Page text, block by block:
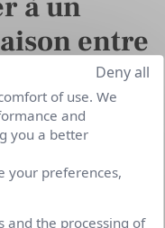
entre
la
mariage
déjà bien
of use. We
and
you a better
your preferences,
and the processing of
Deny all